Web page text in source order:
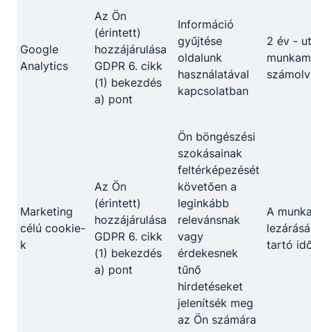
Nem kell külön igényelni, minden technikumban és
szakképző iskolában beiratkozott tanuló
megkapja a szakképző intézmény által a KRÉTA
rendszerbe feltöltött adatok alapján, amennyiben
a tanuló
első – Szakmajegyzék szerinti – szakmáját,
tanulói jogviszonyban áll,
tanulói jogviszonya 2020. május 31-ét
a szakmai oktatásban ingyenes részvételre
Az ösztöndíjra az adott szakmára vonatkozóan a
szakmai oktatásnak a szakmajegyzékben
meghatározott időtartamáig jogosult a tanuló.
A tanuló nem részesülhet ösztöndíjban:
amennyiben évfolyamismétlésre kötelezték, a
Google
Analytics
Az Ön
(érintett)
hozzájárulása
GDPR 6. cikk
(1) bekezdés
a) pont
Információ
gyűjtése
oldalunk
használatával
kapcsolatban
2 év -
Marketing
célú cookie-
k
Az Ön
(érintett)
hozzájárulása
GDPR 6. cikk
(1) bekezdés
a) pont
Ön böngészési
szokásainak
feltérképezését
követően a
leginkább
relevánsnak
vagy
érdekesnek
tűnő
hirdetéseket
jelenítsék meg
az Ön számára
A
tartó